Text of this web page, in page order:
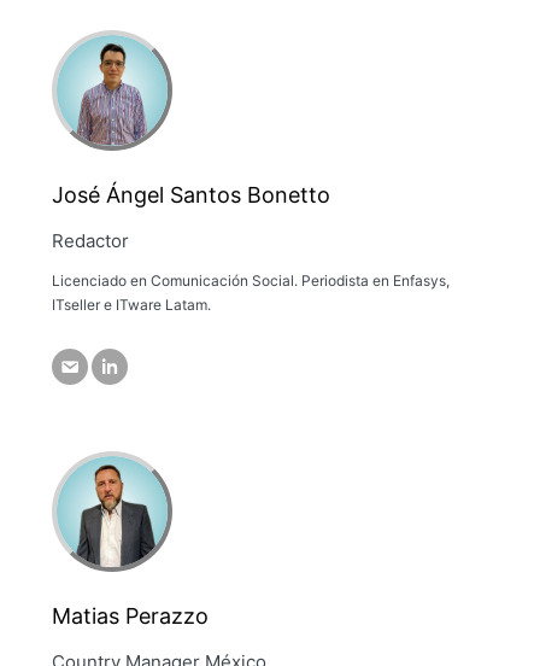
José Ángel Santos Bonetto
Redactor
Licenciado en Comunicación Social. Periodista en Enfasys,
ITseller e ITware Latam.
Matias Perazzo
Country Manager México